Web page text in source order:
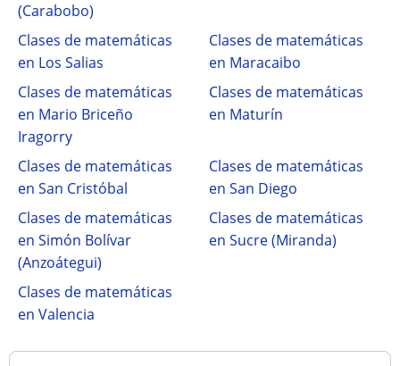
(Carabobo)
Clases de matemáticas
en Los Salias
Clases de matemáticas
en Maracaibo
Clases de matemáticas
en Mario Briceño
Iragorry
Clases de matemáticas
en Maturín
Clases de matemáticas
en San Cristóbal
Clases de matemáticas
en San Diego
Clases de matemáticas
en Simón Bolívar
(Anzoátegui)
Clases de matemáticas
en Sucre (Miranda)
Clases de matemáticas
en Valencia